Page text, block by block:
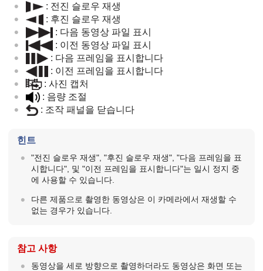
: 전진 슬로우 재생
: 후진 슬로우 재생
: 다음 동영상 파일 표시
: 이전 동영상 파일 표시
: 다음 프레임을 표시합니다
: 이전 프레임을 표시합니다
: 사진 캡처
: 음량 조절
: 조작 패널을 닫습니다
힌트
"전진 슬로우 재생", "후진 슬로우 재생", "다음 프레임을 표
시합니다", 및 "이전 프레임을 표시합니다"는 일시 정지 중
에 사용할 수 있습니다.
다른 제품으로 촬영한 동영상은 이 카메라에서 재생할 수
없는 경우가 있습니다.
참고 사항
동영상을 세로 방향으로 촬영하더라도 동영상은 화면 또는